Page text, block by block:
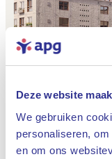
Deze website
We gebruiken
personaliseren,
en om ons
APG werkt
bouw 1.500